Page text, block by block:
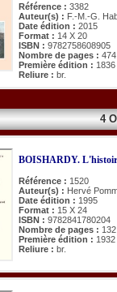
Référence : 3382
Auteur(s) : F.-M.-G.
Date édition : 2015
Format : 14 X 20
ISBN : 9782758608905
Nombre de pages : 474
Première édition : 1836
Reliure : br.
4
BOISHARDY.
Référence : 1520
Auteur(s) : Hervé
Date édition : 1995
Format : 15 X 24
ISBN : 9782841780204
Nombre de pages : 132
Première édition : 1932
Reliure : br.